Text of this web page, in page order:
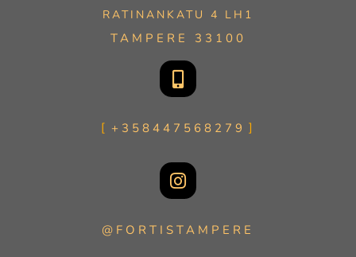
RATINANKATU 4 LH1
TAMPERE 33100
+358447568279
@FORTISTAMPERE